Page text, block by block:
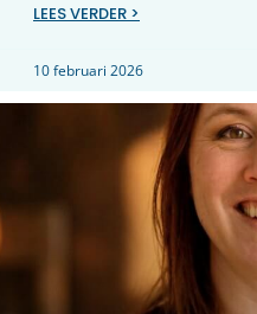
LEES VERDER >
10 februari 2026